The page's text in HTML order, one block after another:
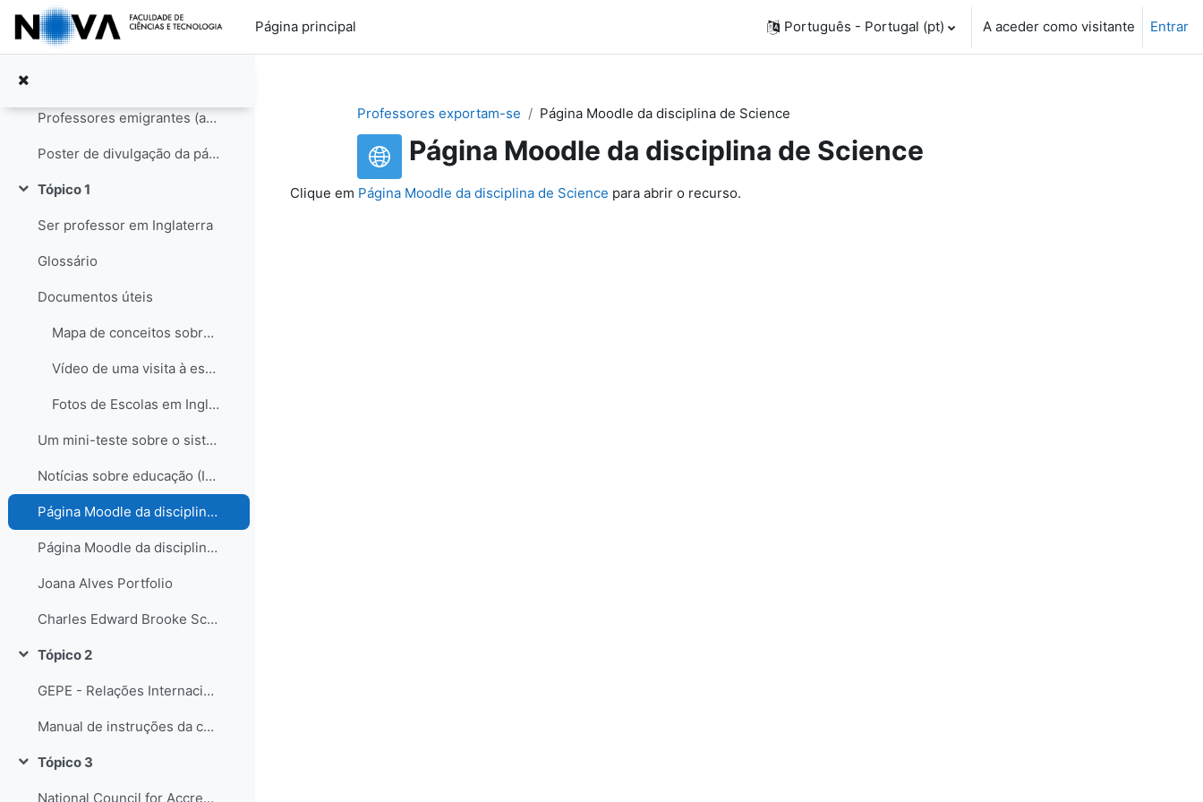
Ir para o conteúdo principal
Página principal
Português - Portugal ‎(pt)‎ A aceder como visitante Entrar
Contrair
Geral
Fórum geral
Professores emigrantes (artigo no semanário Sol, edição de 31-05-08)
Poster de divulgação da página
Contrair
Tópico 1
Ser professor em Inglaterra
Glossário
Documentos úteis
Mapa de conceitos sobre o sistema educativo em Inglaterra
Vídeo de uma visita à escola de Hampstead no Reino Unido
Fotos de Escolas em Inglaterra
Um mini-teste sobre o sistema educativo inglês...
Notícias sobre educação (Inglaterra e não só)
Página Moodle da disciplina de Science
Página Moodle da disciplina de Science II
Joana Alves Portfolio
Charles Edward Brooke School Science Departament
Contrair
Tópico 2
GEPE - Relações Internacionais
Manual de instruções da candidatura (DGRHE)
Contrair
Tópico 3
National Council for Accreditation of Teacher Education
Professores exportam-se Página Moodle da disciplina de Science
Página Moodle da disciplina de Science
Clique em Página Moodle da disciplina de Science para abrir o recurso.